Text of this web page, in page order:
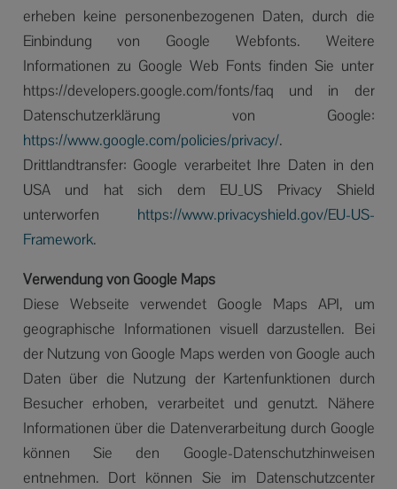
erheben keine personenbezogenen Daten, durch die
Einbindung von Google Webfonts. Weitere
Informationen zu Google Web Fonts finden Sie unter
https://developers.google.com/fonts/faq und in der
Datenschutzerklärung von Google:
https://www.google.com/policies/privacy/.
Drittlandtransfer: Google verarbeitet Ihre Daten in den
USA und hat sich dem EU_US Privacy Shield
unterworfen https://www.privacyshield.gov/EU-US-
Framework.
Verwendung von Google Maps
Diese Webseite verwendet Google Maps API, um
geographische Informationen visuell darzustellen. Bei
der Nutzung von Google Maps werden von Google auch
Daten über die Nutzung der Kartenfunktionen durch
Besucher erhoben, verarbeitet und genutzt. Nähere
Informationen über die Datenverarbeitung durch Google
können Sie den Google-Datenschutzhinweisen
entnehmen. Dort können Sie im Datenschutzcenter